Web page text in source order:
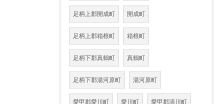
足柄上郡開成町 開成町
足柄上郡箱根町 箱根町
足柄下郡真鶴町 真鶴町
足柄下郡湯河原町 湯河原町
愛甲郡愛川町 愛川町 愛甲郡清川町